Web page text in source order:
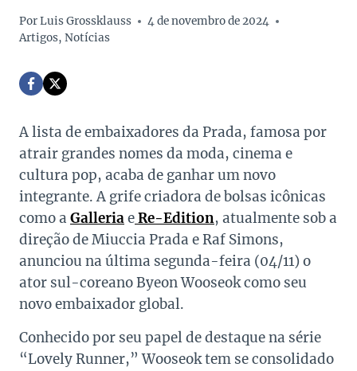
PorLuis Grossklauss
4 de novembro de 2024
Artigos, Notícias
A lista de embaixadores da Prada, famosa por
atrair grandes nomes da moda, cinema e
cultura pop, acaba de ganhar um novo
integrante. A grife criadora de bolsas icônicas
como a GalleriaeRe-Edition, atualmente sob a
direção de Miuccia Prada e Raf Simons,
anunciou na última segunda-feira (04/11) o
ator sul-coreano Byeon Wooseok como seu
novo embaixador global.
Conhecido por seu papel de destaque na série
“Lovely Runner,” Wooseok tem se consolidado